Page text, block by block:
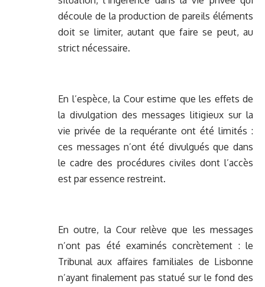
découle de la production de pareils éléments
doit se limiter, autant que faire se peut, au
strict nécessaire.
En l’espèce, la Cour estime que les effets de
la divulgation des messages litigieux sur la
vie privée de la requérante ont été limités :
ces messages n’ont été divulgués que dans
le cadre des procédures civiles dont l’accès
est par essence restreint.
En outre, la Cour relève que les messages
n’ont pas été examinés concrètement : le
Tribunal aux affaires familiales de Lisbonne
n’ayant finalement pas statué sur le fond des